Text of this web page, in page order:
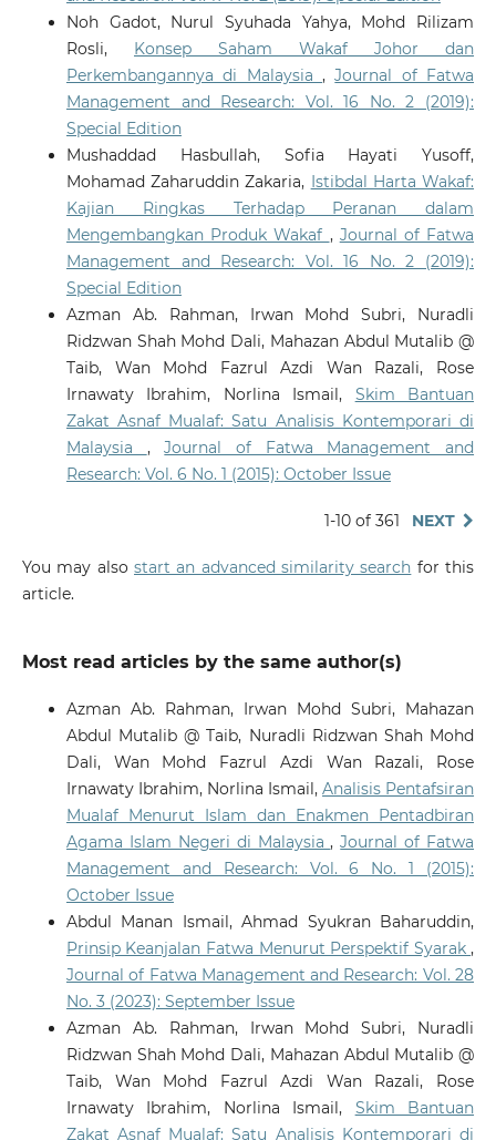
Noh Gadot, Nurul Syuhada Yahya, Mohd Rilizam
Rosli, Konsep Saham Wakaf Johor dan
Perkembangannya di Malaysia ,Journal of Fatwa
Management and Research: Vol. 16 No. 2 (2019):
Special Edition
Mushaddad Hasbullah, Sofia Hayati Yusoff,
Mohamad Zaharuddin Zakaria, Istibdal Harta Wakaf:
Kajian Ringkas Terhadap Peranan dalam
Mengembangkan Produk Wakaf , Journal of Fatwa
Management and Research: Vol. 16 No. 2 (2019):
Special Edition
Azman Ab. Rahman, Irwan Mohd Subri, Nuradli
Ridzwan Shah Mohd Dali, Mahazan Abdul Mutalib @
Taib, Wan Mohd Fazrul Azdi Wan Razali, Rose
Irnawaty Ibrahim, Norlina Ismail, Skim Bantuan
Zakat Asnaf Mualaf: Satu Analisis Kontemporari di
Malaysia ,Journal of Fatwa Management and
Research: Vol. 6 No. 1 (2015): October Issue
1-10 of 361 NEXT
You may also start an advanced similarity search for this
article.
Most read articles by the same author(s)
Azman Ab. Rahman, Irwan Mohd Subri, Mahazan
Abdul Mutalib @ Taib, Nuradli Ridzwan Shah Mohd
Dali, Wan Mohd Fazrul Azdi Wan Razali, Rose
Irnawaty Ibrahim, Norlina Ismail,Analisis Pentafsiran
Mualaf Menurut Islam dan Enakmen Pentadbiran
Agama Islam Negeri di Malaysia,Journal of Fatwa
Management and Research: Vol. 6 No. 1 (2015):
October Issue
Abdul Manan Ismail, Ahmad Syukran Baharuddin,
Prinsip Keanjalan Fatwa Menurut Perspektif Syarak,
Journal of Fatwa Management and Research: Vol. 28
No. 3 (2023): September Issue
Azman Ab. Rahman, Irwan Mohd Subri, Nuradli
Ridzwan Shah Mohd Dali, Mahazan Abdul Mutalib @
Taib, Wan Mohd Fazrul Azdi Wan Razali, Rose
Irnawaty Ibrahim, Norlina Ismail, Skim Bantuan
Zakat Asnaf Mualaf: Satu Analisis Kontemporari di